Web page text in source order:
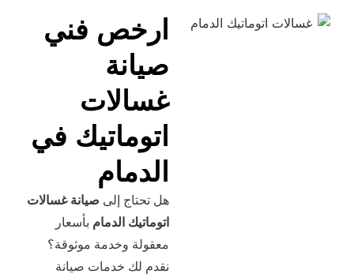
ارخص فني
غسالات
اتوماتيك في
هل تحتاج إلىصيانة غسالات
اتوماتيك الدمامبأسعار
معقولة وخدمة موثوقة؟
نقدم لك خدمات صيانة